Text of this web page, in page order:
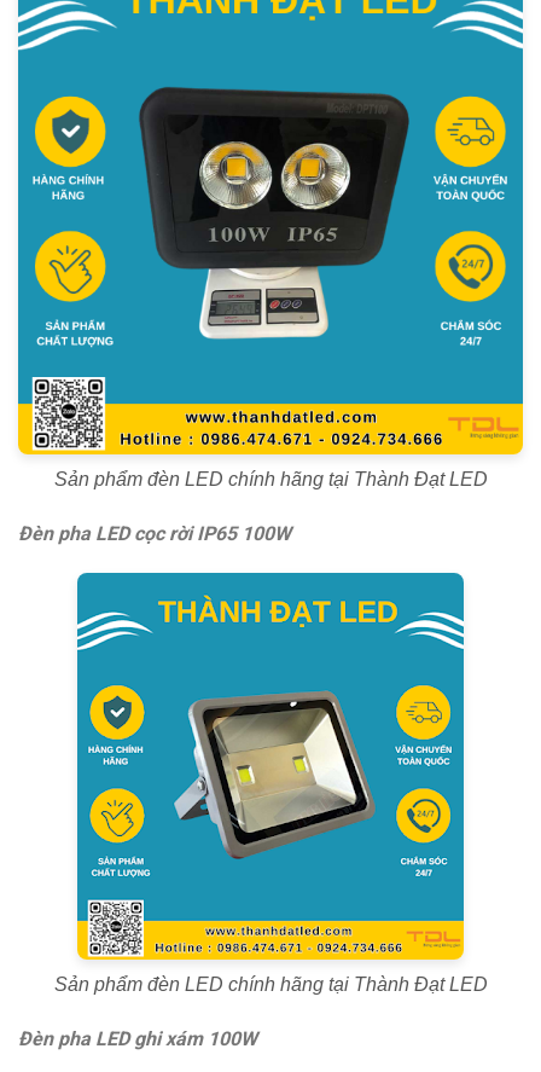
Sản phẩm đèn LED chính hãng tại Thành Đạt LED
Đèn pha LED cọc rời IP65 100W
Sản phẩm đèn LED chính hãng tại Thành Đạt LED
Đèn pha LED ghi xám 100W